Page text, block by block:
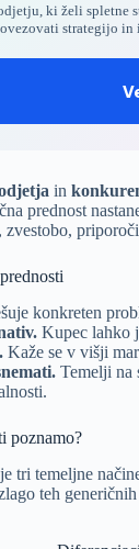
ki želispletne
strategijo in
in
prednost
konkreten
Kupec lahko
Kaže se v višji
Temelji na
poznamo?
tri temeljne
teh